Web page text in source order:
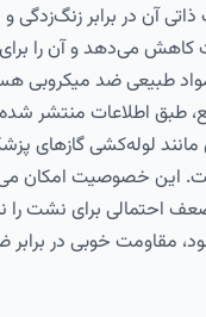
آن در برابر
کاهش می‌دهد و آن را
ضد میکروبی
لوله‌کشی گازهای
این خصوصیت امکان
ضعف احتمالی برای نشت
مقاومت خوبی در